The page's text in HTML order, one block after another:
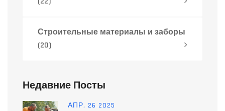
Строительные материалы и заборы
(20)
Недавние Посты
АПР, 26 2025